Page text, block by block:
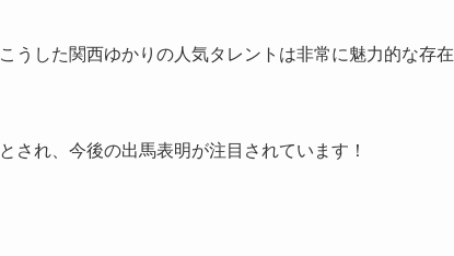
うした関西ゆかりの人気タレントは非常に魅力的な存在
され、今後の出馬表明が注目されています！